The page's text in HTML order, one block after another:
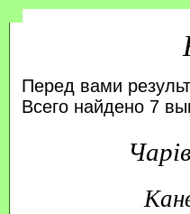
Перед вами
Всего найдено 7